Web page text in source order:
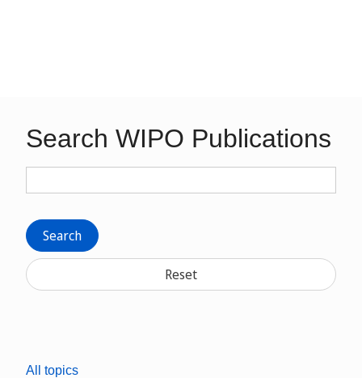
Search WIPO Publications
Search
Reset
All topics